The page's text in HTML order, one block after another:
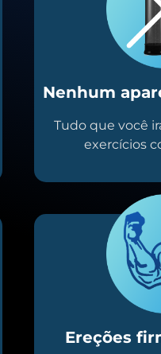
Nenhum
Tudo que você
exercícios
Ereções